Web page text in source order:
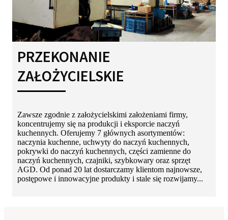
PRZEKONANIE
ZAŁOŻYCIELSKIE
Zawsze zgodnie z założycielskimi założeniami firmy,
koncentrujemy się na produkcji i eksporcie naczyń
kuchennych. Oferujemy 7 głównych asortymentów:
naczynia kuchenne, uchwyty do naczyń kuchennych,
pokrywki do naczyń kuchennych, części zamienne do
naczyń kuchennych, czajniki, szybkowary oraz sprzęt
AGD. Od ponad 20 lat dostarczamy klientom najnowsze,
postępowe i innowacyjne produkty i stale się rozwijamy...